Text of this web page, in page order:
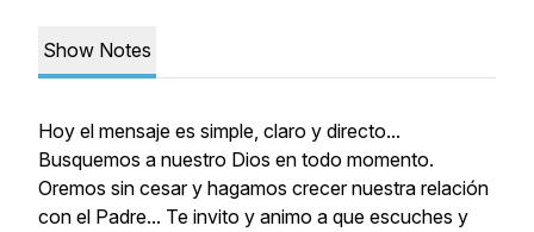
Show Notes
Hoy el mensaje es simple, claro y directo...
Busquemos a nuestro Dios en todo momento.
Oremos sin cesar y hagamos crecer nuestra relación
con el Padre... Te invito y animo a que escuches y